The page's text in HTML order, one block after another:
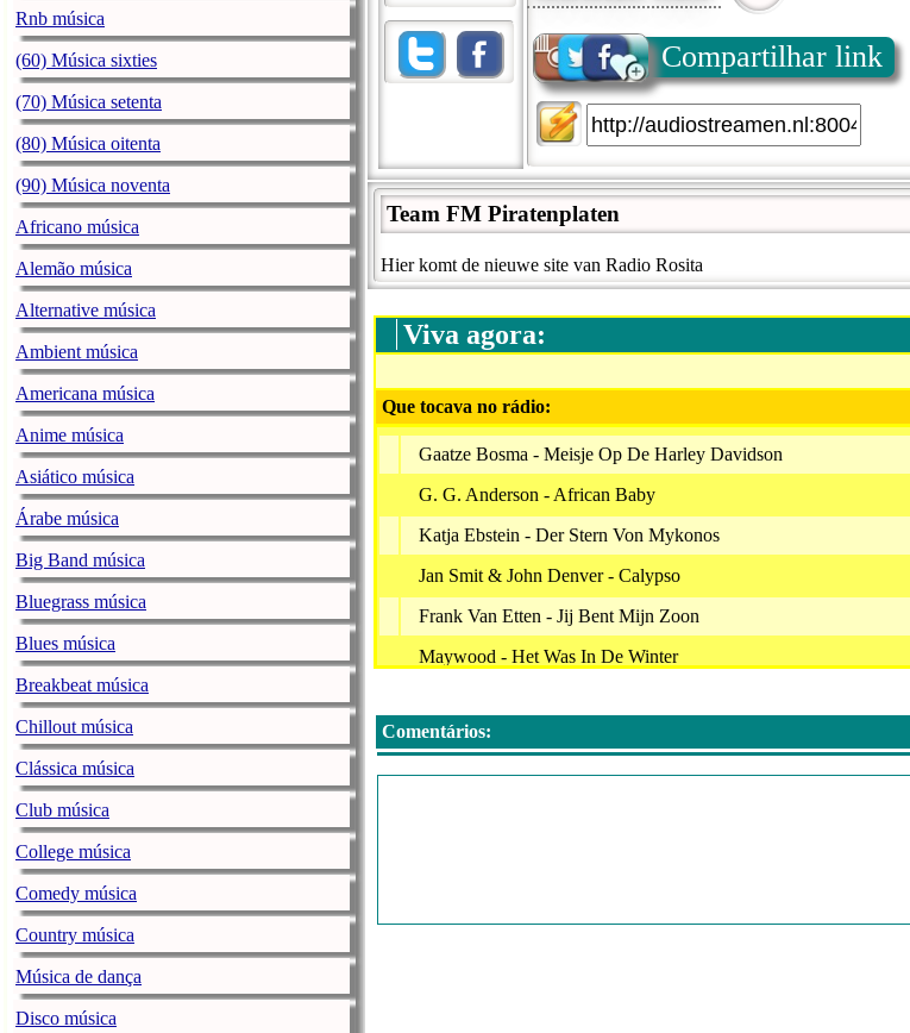
Rnb música
(60) Música sixties
(70) Música setenta
(80) Música oitenta
(90) Música noventa
Africano música
Alemão música
Alternative música
Ambient música
Americana música
Anime música
Asiático música
Árabe música
Big Band música
Bluegrass música
Blues música
Breakbeat música
Chillout música
Clássica música
Club música
College música
Comedy música
Country música
Música de dança
Disco música
Compartilhar link
Team FM Piratenplaten
Hier komt de nieuwe site van Radio Rosita
Viva agora:
Que tocava no rádio:
Gaatze Bosma - Meisje Op De Harley Davidson
G. G. Anderson - African Baby
Katja Ebstein - Der Stern Von Mykonos
Jan Smit & John Denver - Calypso
Frank Van Etten - Jij Bent Mijn Zoon
Maywood - Het Was In De Winter
G'race - Manhattan
Nu Live: Muziekmiddag
Comentários: